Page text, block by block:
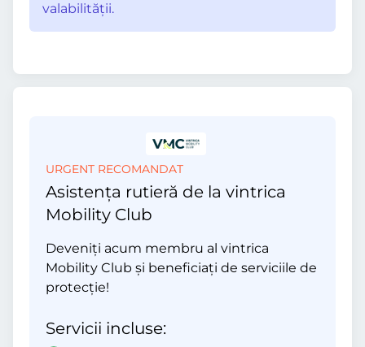
valabilităţii.
URGENT RECOMANDAT
Asistența rutieră de la vintrica
Mobility Club
Deveniți acum membru al vintrica
Mobility Club și beneficiați de serviciile de
protecție!
Servicii incluse: